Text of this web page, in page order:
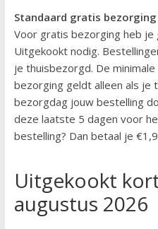
Standaard gratis bezorging
Voor gratis bezorging heb je
Uitgekookt nodig.
je thuisbezorgd. De
bezorging geldt alleen als je
bezorgdag jouw bestelling
deze laatste 5 dagen voor
bestelling? Dan betaal je
Uitgekookt
augustus 2026